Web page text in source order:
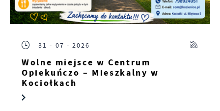
31 - 07 - 2026
Wolne miejsce w Centrum
Opiekuńczo – Mieszkalny w
Kociołkach